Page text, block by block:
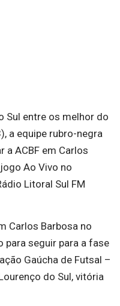
Sul entre os melhor do
a equipe rubro-negra
a ACBF em Carlos
Ao Vivo no
Litoral Sul FM
Carlos Barbosa no
para seguir para a fase
Gaúcha de Futsal –
do Sul, vitória